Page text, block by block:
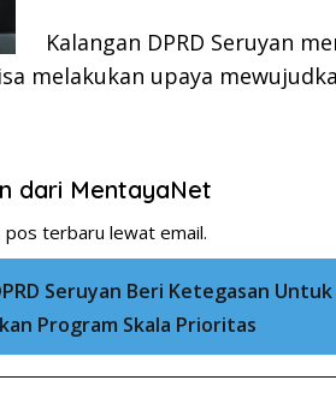
Kalangan DPRD Seruyan
melakukan upaya
dari MentayaNet
pos terbaru lewat email.
Seruyan Beri Ketegasan
Program Skala Prioritas